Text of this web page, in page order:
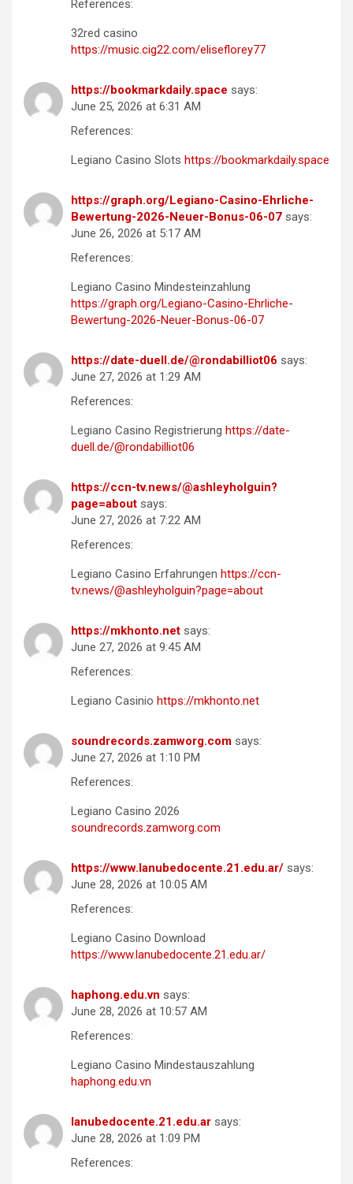
References:
32red casino
https://music.cig22.com/eliseflorey77
https://bookmarkdaily.space says:
June 25, 2026 at 6:31 AM
References:
Legiano Casino Slots https://bookmarkdaily.space
https://graph.org/Legiano-Casino-Ehrliche-
Bewertung-2026-Neuer-Bonus-06-07 says:
June 26, 2026 at 5:17 AM
References:
Legiano Casino Mindesteinzahlung
https://graph.org/Legiano-Casino-Ehrliche-
Bewertung-2026-Neuer-Bonus-06-07
https://date-duell.de/@rondabilliot06 says:
June 27, 2026 at 1:29 AM
References:
Legiano Casino Registrierung https://date-
duell.de/@rondabilliot06
https://ccn-tv.news/@ashleyholguin?
page=about says:
June 27, 2026 at 7:22 AM
References:
Legiano Casino Erfahrungen https://ccn-
tv.news/@ashleyholguin?page=about
https://mkhonto.net says:
June 27, 2026 at 9:45 AM
References:
Legiano Casinio https://mkhonto.net
soundrecords.zamworg.com says:
June 27, 2026 at 1:10 PM
References:
Legiano Casino 2026
soundrecords.zamworg.com
https://www.lanubedocente.21.edu.ar/ says:
June 28, 2026 at 10:05 AM
References:
Legiano Casino Download
https://www.lanubedocente.21.edu.ar/
haphong.edu.vn says:
June 28, 2026 at 10:57 AM
References:
Legiano Casino Mindestauszahlung
haphong.edu.vn
lanubedocente.21.edu.ar says:
June 28, 2026 at 1:09 PM
References: